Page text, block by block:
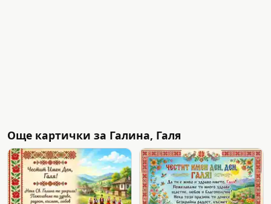
Още картички за Галина, Галя